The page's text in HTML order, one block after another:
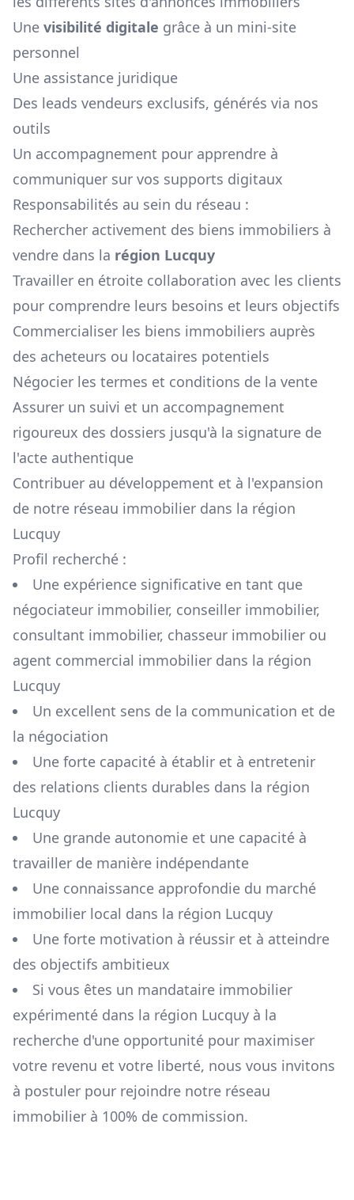
Une visibilité digitale grâce à un mini-site
personnel
Une assistance juridique
Des leads vendeurs exclusifs, générés via nos
outils
Un accompagnement pour apprendre à
communiquer sur vos supports digitaux
Responsabilités au sein du réseau :
Rechercher activement des biens immobiliers à
vendre dans la région Lucquy
Travailler en étroite collaboration avec les clients
pour comprendre leurs besoins et leurs objectifs
Commercialiser les biens immobiliers auprès
des acheteurs ou locataires potentiels
Négocier les termes et conditions de la vente
Assurer un suivi et un accompagnement
rigoureux des dossiers jusqu'à la signature de
l'acte authentique
Contribuer au développement et à l'expansion
de notre réseau immobilier dans la région
Lucquy
Profil recherché :
Une expérience significative en tant que
négociateur immobilier, conseiller immobilier,
consultant immobilier, chasseur immobilier ou
agent commercial immobilier dans la région
Lucquy
Un excellent sens de la communication et de
la négociation
Une forte capacité à établir et à entretenir
des relations clients durables dans la région
Lucquy
Une grande autonomie et une capacité à
travailler de manière indépendante
Une connaissance approfondie du marché
immobilier local dans la région Lucquy
Une forte motivation à réussir et à atteindre
des objectifs ambitieux
Si vous êtes un mandataire immobilier
expérimenté dans la région Lucquy à la
recherche d'une opportunité pour maximiser
votre revenu et votre liberté, nous vous invitons
à postuler pour rejoindre notre réseau
immobilier à 100% de commission.